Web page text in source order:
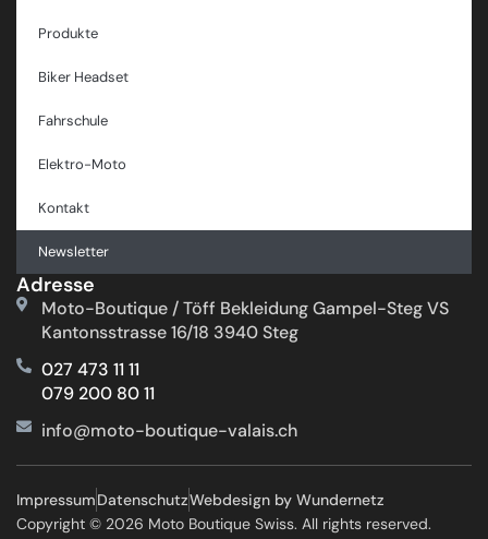
Produkte
Biker Headset
Fahrschule
Elektro-Moto
Kontakt
Newsletter
Adresse
Moto-Boutique / Töff Bekleidung Gampel-Steg VS
Kantonsstrasse 16/18 3940 Steg
027 473 11 11
079 200 80 11
info@moto-boutique-valais.ch
Copyright © 2026 Moto Boutique Swiss. All rights reserved.
ImpressumDatenschutzWebdesign by Wundernetz